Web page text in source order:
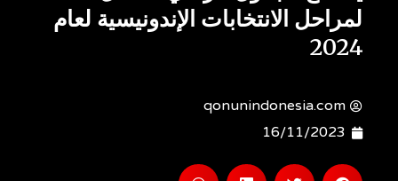
لمراحل الانتخابات الإندونيسية لعام
2024
qonunindonesia.com
16/11/2023